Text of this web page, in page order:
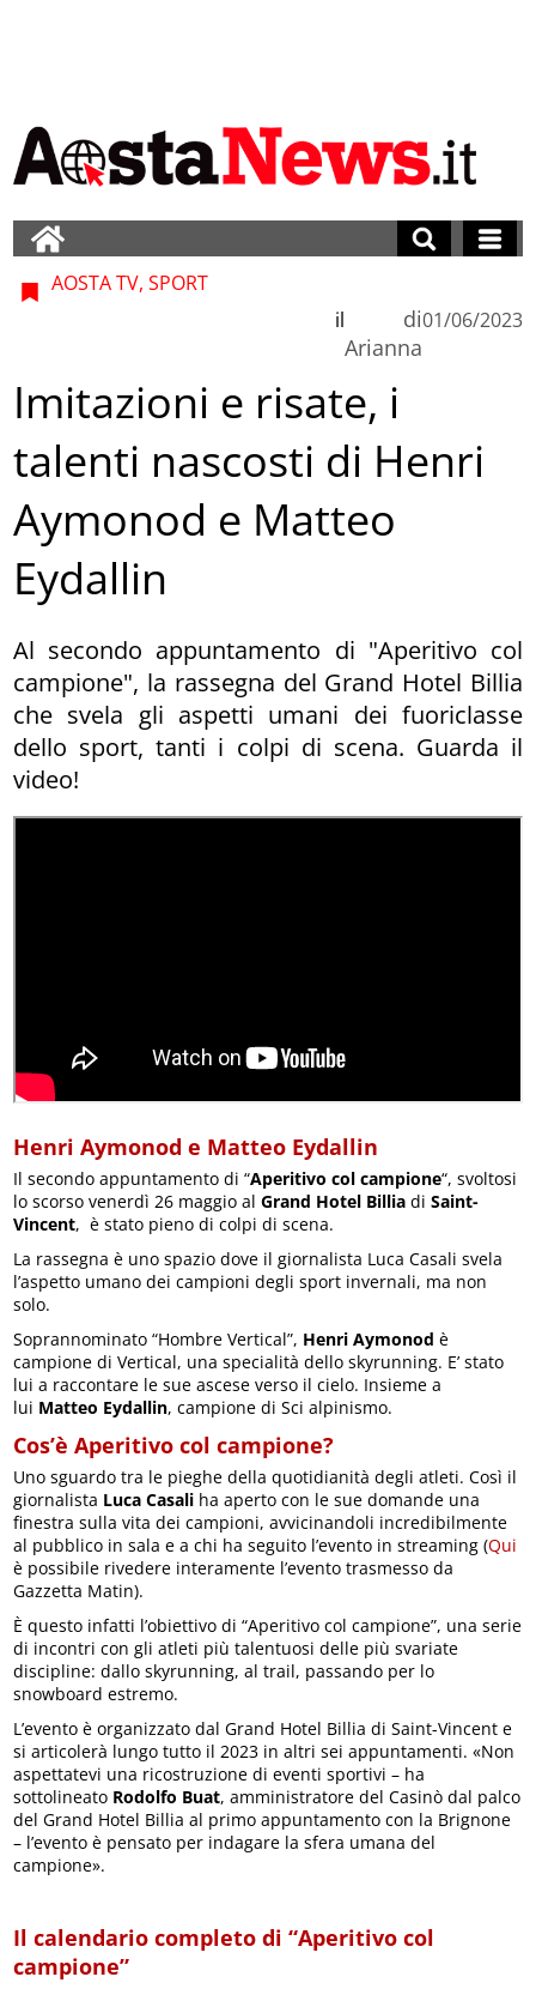
AOSTA TV, SPORT
di
Arianna
il 01/06/2023
Imitazioni e risate, i
talenti nascosti di Henri
Aymonod e Matteo
Eydallin
Al secondo appuntamento di "Aperitivo col
campione", la rassegna del Grand Hotel Billia
che svela gli aspetti umani dei fuoriclasse
dello sport, tanti i colpi di scena. Guarda il
video!
Henri Aymonod e Matteo Eydallin
Il secondo appuntamento di “Aperitivo col campione“, svoltosi
lo scorso venerdì 26 maggio alGrand Hotel Billia diSaint-
Vincent, è stato pieno di colpi di scena.
La rassegna è uno spazio dove il giornalista Luca Casali svela
l’aspetto umano dei campioni degli sport invernali, ma non
solo.
Soprannominato “Hombre Vertical”, Henri Aymonod è
campione di Vertical, una specialità dello skyrunning. E’ stato
lui a raccontare le sue ascese verso il cielo. Insieme a
lui Matteo Eydallin, campione di Sci alpinismo.
Cos’è Aperitivo col campione?
Uno sguardo tra le pieghe della quotidianità degli atleti. Così il
giornalista Luca Casali ha aperto con le sue domande una
finestra sulla vita dei campioni, avvicinandoli incredibilmente
al pubblico in sala e a chi ha seguito l’evento in streaming (Qui
è possibile rivedere interamente l’evento trasmesso da
Gazzetta Matin).
È questo infatti l’obiettivo di “Aperitivo col campione”, una serie
di incontri con gli atleti più talentuosi delle più svariate
discipline: dallo skyrunning, al trail, passando per lo
snowboard estremo.
L’evento è organizzato dal Grand Hotel Billia di Saint-Vincent e
si articolerà lungo tutto il 2023 in altri sei appuntamenti. «Non
aspettatevi una ricostruzione di eventi sportivi – ha
sottolineato Rodolfo Buat, amministratore del Casinò dal palco
del Grand Hotel Billia al primo appuntamento con la Brignone
– l’evento è pensato per indagare la sfera umana del
campione».
Il calendario completo di “Aperitivo col
campione”